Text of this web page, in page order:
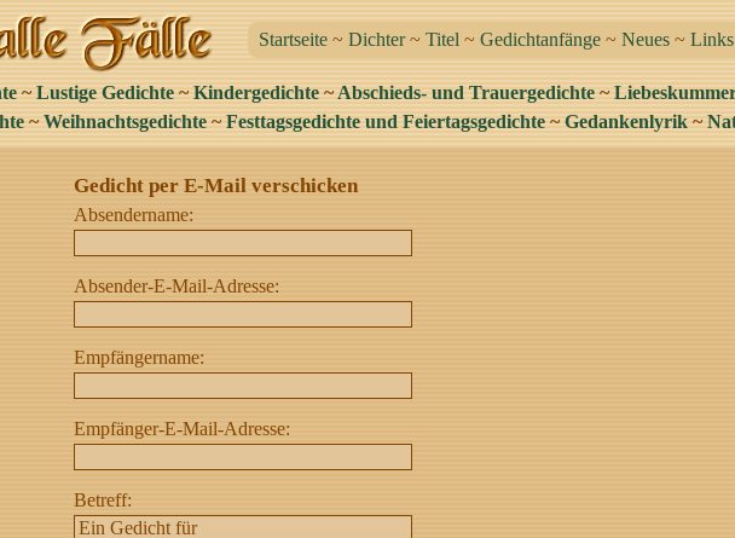
Startseite ~ Dichter~ Titel ~ Gedichtanfänge ~ Neues ~ Links
~ Lustige Gedichte ~ Kindergedichte ~ Abschieds- und Trauergedichte ~
~ Weihnachtsgedichte ~ Festtagsgedichte und Feiertagsgedichte ~ Gedankenlyrik ~
Gedicht per E-Mail verschicken
Absendername:
Absender-E-Mail-Adresse:
Empfängername:
Empfänger-E-Mail-Adresse:
Betreff: